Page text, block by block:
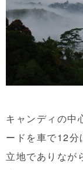
キャンディの中
ードを車で12分
立地でありなが